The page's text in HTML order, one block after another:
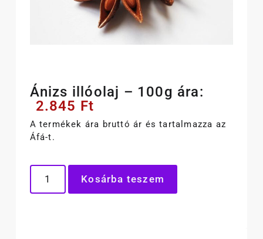
Ánizs illóolaj – 100g ára:
2.845 Ft
A termékek ára bruttó ár és tartalmazza az
Áfá-t.
Kosárba teszem